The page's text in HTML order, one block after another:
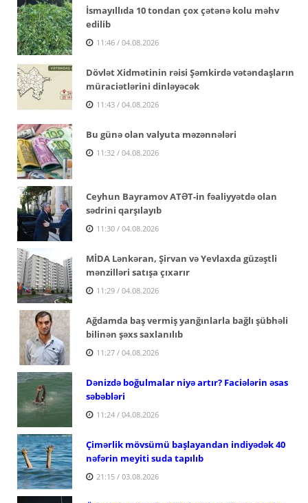
İsmayıllıda 10 tondan çox çətənə kolu məhv
edilib
11:46 / 04.08.2026
Dövlət Xidmətinin rəisi Şəmkirdə vətəndaşların
müraciətlərini dinləyəcək
11:43 / 04.08.2026
Bu günə olan valyuta məzənnələri
11:32 / 04.08.2026
Ceyhun Bayramov ATƏT-in fəaliyyətdə olan
sədrini qarşılayıb
11:30 / 04.08.2026
MİDA Lənkəran, Şirvan və Yevlaxda güzəştli
mənzilləri satışa çıxarır
11:29 / 04.08.2026
Ağdamda baş vermiş yanğınlarla bağlı şübhəli
bilinən şəxs saxlanılıb
11:27 / 04.08.2026
Dənizdə boğulmalar niyə artır? Faciələrin əsas
səbəbləri
11:24 / 04.08.2026
Çimərlik mövsümü başlayandan indiyədək 40
nəfərin meyiti suda tapılıb
21:15 / 03.08.2026